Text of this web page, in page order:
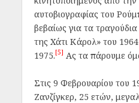
αυτοβιογραφίας του
βεβαίως για τα
της Χάτι Κάρολ» του
1975.[5] Ας τα πάρουμε
Στις 9 Φεβρουαρίου του
Ζανζίγκερ, 25 ετών,